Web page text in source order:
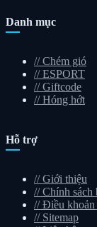
Danh mục
// Chém gió
// ESPORT
// Giftcode
// Hóng hớt
Hỗ trợ
// Giới thiệu
// Chính sách
// Điều khoản
// Sitemap